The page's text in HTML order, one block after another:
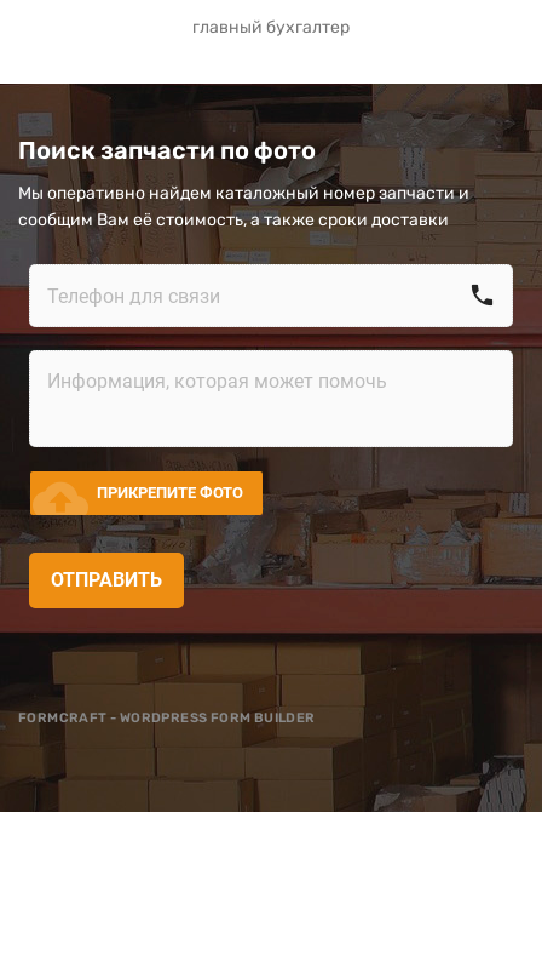
главный бухгалтер
Поиск запчасти по фото
Мы оперативно найдем каталожный номер запчасти и
сообщим Вам её стоимость, а также сроки доставки
call
cloud_upload ПРИКРЕПИТЕ ФОТО
ОТПРАВИТЬ
FORMCRAFT - WORDPRESS FORM BUILDER